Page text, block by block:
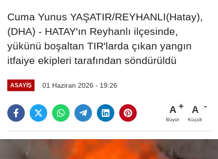
Cuma Yunus YAŞATIR/REYHANLI(Hatay),
(DHA) - HATAY'ın Reyhanlı ilçesinde,
yükünü boşaltan TIR'larda çıkan yangın
itfaiye ekipleri tarafından söndürüldü
ASAYIŞ 01 Haziran 2026 - 19:26
A
Büyüt
A
Küçült